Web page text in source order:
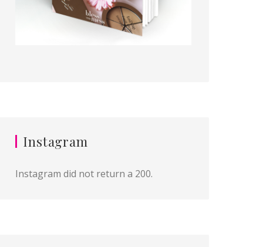
Instagram
Instagram did not return a 200.